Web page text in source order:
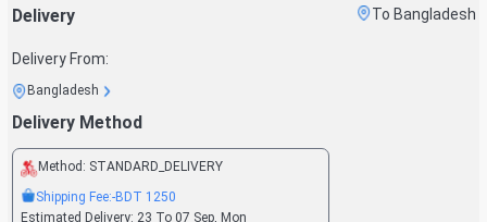
Delivery To Bangladesh
Delivery From:
Bangladesh
Delivery Method
Method: STANDARD_DELIVERY
Shipping Fee:-BDT 1250
Estimated Delivery: 23 To 07 Sep, Mon